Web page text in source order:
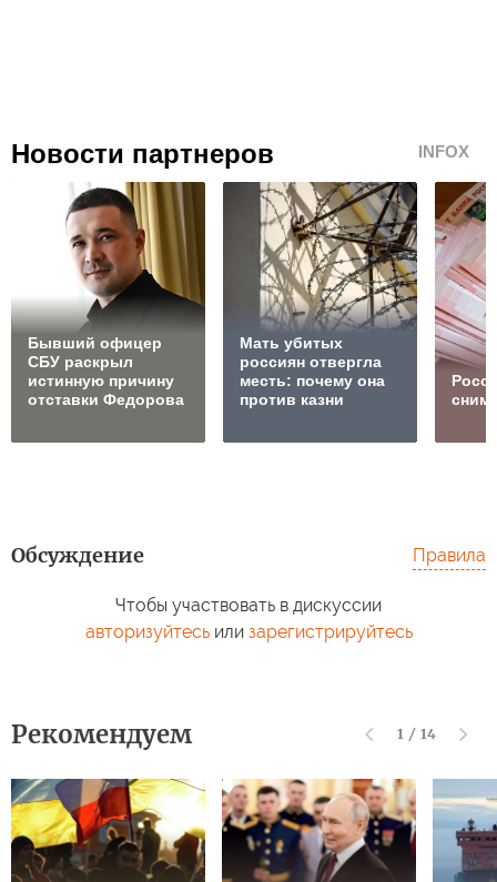
Новости партнеров INFOX
Бывший офицер
СБУ раскрыл
истинную причину
отставки Федорова
Мать убитых
россиян отвергла
месть: почему она
против казни
Обсуждение Правила
Чтобы участвовать в дискуссии
авторизуйтесьили зарегистрируйтесь
Рекомендуем 1 / 14